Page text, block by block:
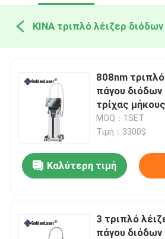
808nm
πάγου
τρίχας
1064nm 3
MOQ：1SET
Τιμή：3300$
Καλύτερη τιμή
3 τριπλό
πάγου